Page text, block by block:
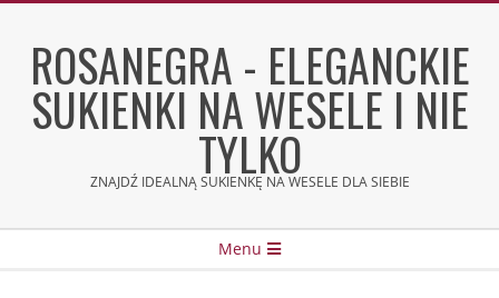
contentROSANEGRA - ELEGANCKIE
SUKIENKI NA WESELE I NIE
TYLKO
ZNAJDŹ IDEALNĄ SUKIENKĘ NA WESELE DLA SIEBIE
Menu